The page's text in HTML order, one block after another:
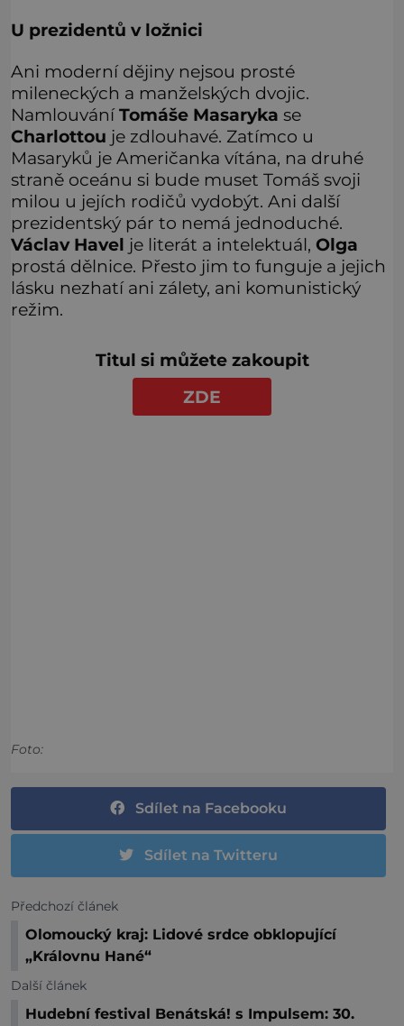
U prezidentů v ložnici
Ani moderní dějiny nejsou prosté
mileneckých a manželských dvojic.
NamlouváníTomáše Masaryka se
Charlottou je zdlouhavé. Zatímco u
Masaryků je Američanka vítána, na druhé
straně oceánu si bude muset Tomáš svoji
milou u jejích rodičů vydobýt. Ani další
prezidentský pár to nemá jednoduché.
Václav Havel je literát a intelektuál, Olga
prostá dělnice. Přesto jim to funguje a jejich
lásku nezhatí ani zálety, ani komunistický
režim.
Titul si můžete zakoupit
ZDE
Foto:
Sdílet na Facebooku
Sdílet na Twitteru
Předchozí článek
Olomoucký kraj: Lidové srdce obklopující
„Královnu Hané“
Další článek
Hudební festival Benátská! s Impulsem: 30.